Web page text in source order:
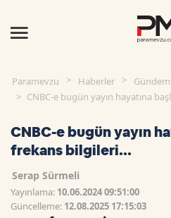
Paramevzu Haberler
Gündem
CNBC-e bugün yayın hayatına
CNBC-e bugün yayın
frekans bilgileri...
Serap Sürmeli
Yayınlama: 10.06.2024 09:51:00
Güncelleme: 12.08.2025 17:15:03